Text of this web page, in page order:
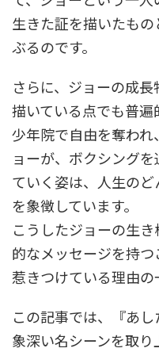
生きた証を描いたも
ぶるのです。
さらに、ジョーの成
描いている点でも普遍
少年院で自由を奪わ
ョーが、ボクシング
ていく姿は、人生のど
を象徴しています。
こうしたジョーの生
的なメッセージを持
惹きつけている理由の
この記事では、『あ
象深い名シーンを取